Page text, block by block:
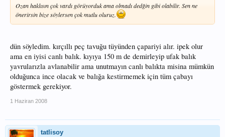
Ozan haklısın çok vardı görüyorduk ama olmadı dedğin gibi olabilir. Sen ne
önerirsin bize söylersen çok mutlu oluruz.
dün söyledim. kırçıllı peç tavuğu tüyünden çapariyi alır. ipek olur
ama en iyisi canlı balık. kıyıya 150 m de demirleyip ufak balık
yavrularızla avlanabilir ama unutmayın canlı balıkta misina mümkün
olduğunca ince olacak ve balığa kestirmemek için tüm çabayı
göstermek gerekiyor.
1 Haziran 2008
tatlisoy